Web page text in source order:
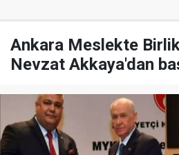
Ankara Meslekte
Nevzat Akkaya'dan